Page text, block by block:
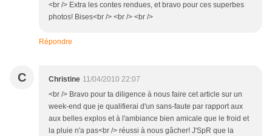
<br /> Extra les contes rendues, et bravo pour ces superbes
photos! Bises<br /> <br /> <br />
Répondre
C Christine 11/04/2010 22:07
<br /> Bravo pour ta diligence à nous faire cet article sur un
week-end que je qualifierai d'un sans-faute par rapport aux
aux belles explos et à l'ambiance bien amicale que le froid et
la pluie n'a pas<br /> réussi à nous gâcher! J'SpR que la